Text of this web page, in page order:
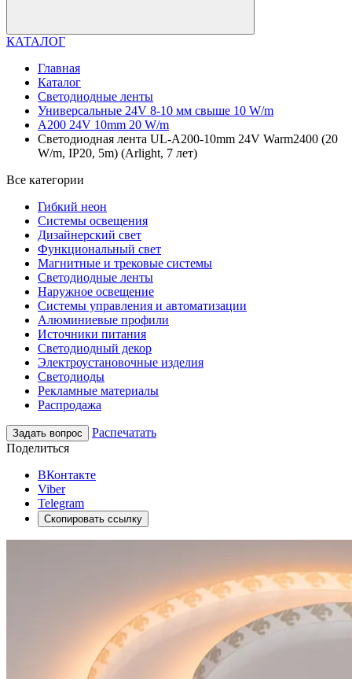
КАТАЛОГ
Главная
Каталог
Светодиодные ленты
Универсальные 24V 8-10 мм свыше 10 W/m
A200 24V 10mm 20 W/m
Светодиодная лента UL-A200-10mm 24V Warm2400 (20
W/m, IP20, 5m) (Arlight, 7 лет)
Все категории
Гибкий неон
Системы освещения
Дизайнерский свет
Функциональный свет
Магнитные и трековые системы
Светодиодные ленты
Наружное освещение
Системы управления и автоматизации
Алюминиевые профили
Источники питания
Светодиодный декор
Электроустановочные изделия
Светодиоды
Рекламные материалы
Распродажа
Задать вопрос
Распечатать
Поделиться
ВКонтакте
Viber
Telegram
Скопировать ссылку